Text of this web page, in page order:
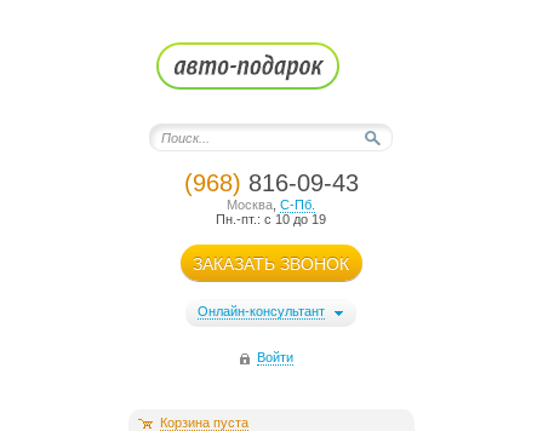
(968) 816-09-43
Москва ,С-Пб.
Пн.-пт.: с 10 до 19
ЗАКАЗАТЬ ЗВОНОК
Онлайн-консультант
Войти
Корзина пуста